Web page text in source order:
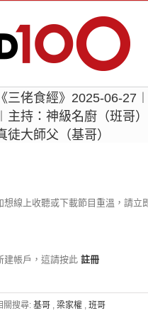
《三佬食經》2025-06-
︱主持：神級名廚（班哥
徒大師父（基哥）
想線上收聽或下載節目重溫，請立
建帳戶，這請按此 註冊
關搜尋: 基哥 , 梁家權 , 班哥